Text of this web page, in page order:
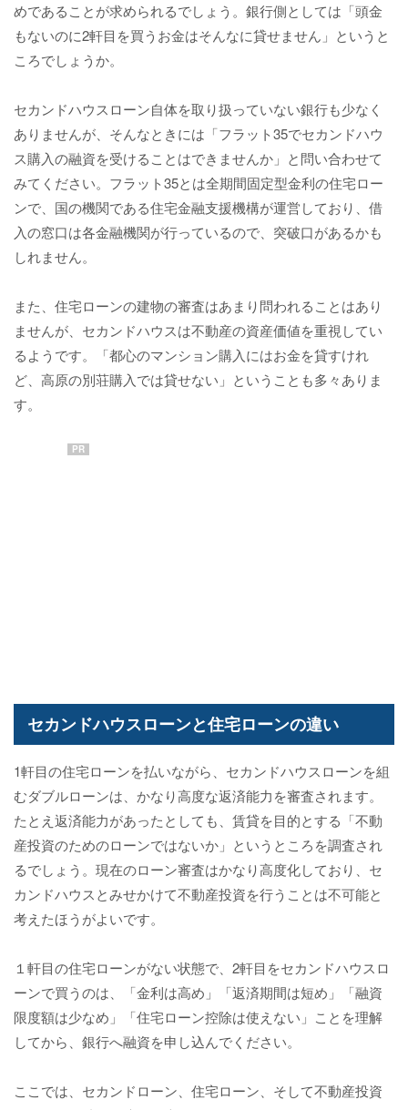
めであることが求められるでしょう。銀行側としては「頭金
もないのに2軒目を買うお金はそんなに貸せません」というと
ころでしょうか。
セカンドハウスローン自体を取り扱っていない銀行も少なく
ありませんが、そんなときには「フラット35でセカンドハウ
ス購入の融資を受けることはできませんか」と問い合わせて
みてください。フラット35とは全期間固定型金利の住宅ロー
ンで、国の機関である住宅金融支援機構が運営しており、借
入の窓口は各金融機関が行っているので、突破口があるかも
しれません。
また、住宅ローンの建物の審査はあまり問われることはあり
ませんが、セカンドハウスは不動産の資産価値を重視してい
るようです。「都心のマンション購入にはお金を貸すけれ
ど、高原の別荘購入では貸せない」ということも多々ありま
す。
PR
セカンドハウスローンと住宅ローンの違い
1軒目の住宅ローンを払いながら、セカンドハウスローンを組
むダブルローンは、かなり高度な返済能力を審査されます。
たとえ返済能力があったとしても、賃貸を目的とする「不動
産投資のためのローンではないか」というところを調査され
るでしょう。現在のローン審査はかなり高度化しており、セ
カンドハウスとみせかけて不動産投資を行うことは不可能と
考えたほうがよいです。
１軒目の住宅ローンがない状態で、2軒目をセカンドハウスロ
ーンで買うのは、「金利は高め」「返済期間は短め」「融資
限度額は少なめ」「住宅ローン控除は使えない」ことを理解
してから、銀行へ融資を申し込んでください。
ここでは、セカンドローン、住宅ローン、そして不動産投資